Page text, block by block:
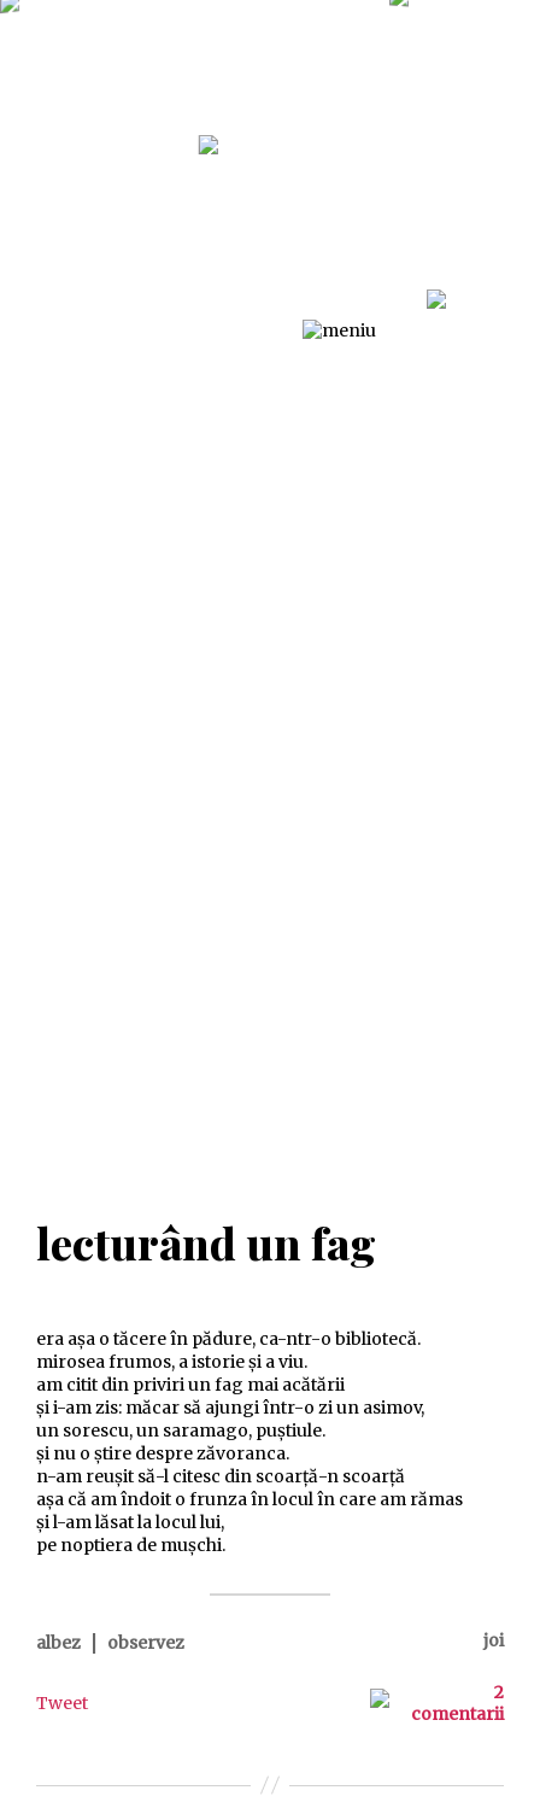
lecturând un fag
era așa o tăcere în pădure, ca-ntr-o bibliotecă.
mirosea frumos, a istorie și a viu.
am citit din priviri un fag mai acătării
și i-am zis: măcar să ajungi într-o zi un asimov,
un sorescu, un saramago, puștiule.
și nu o știre despre zăvoranca.
n-am reușit să-l citesc din scoarță-n scoarță
așa că am îndoit o frunza în locul în care am rămas
și l-am lăsat la locul lui,
pe noptiera de mușchi.
albez observez joi
Tweet
2
comentarii